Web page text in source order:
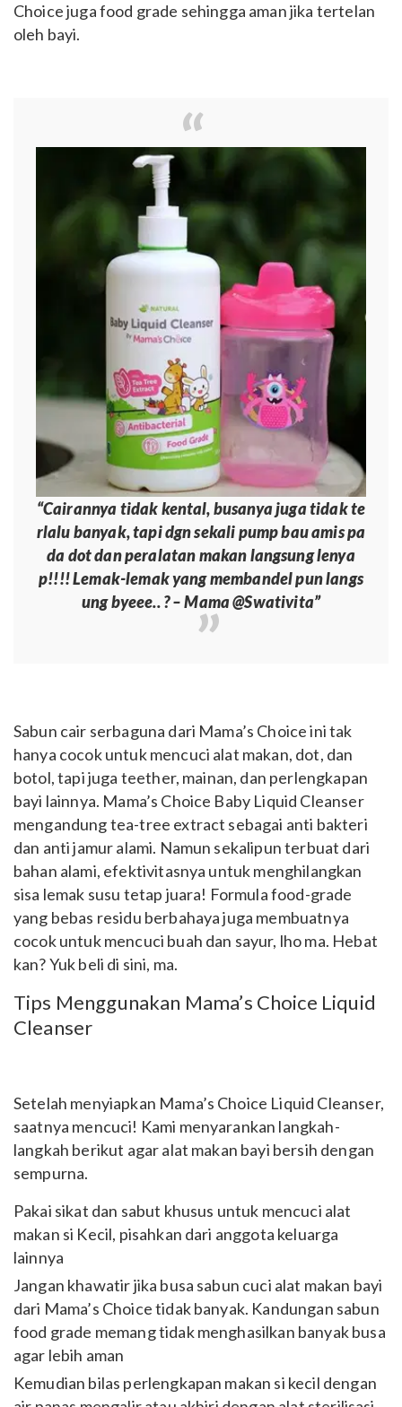
Choice juga food grade sehingga aman jika tertelan
oleh bayi.
“Cairannya tidak kental, busanya juga tidak te
rlalu banyak, tapi dgn sekali pump bau amis pa
da dot dan peralatan makan langsung lenya
p!!!! Lemak-lemak yang membandel pun langs
ung byeee.. ? – Mama @Swativita”
Sabun cair serbaguna dari Mama’s Choice ini tak
hanya cocok untuk mencuci alat makan, dot, dan
botol, tapi juga teether, mainan, dan perlengkapan
bayi lainnya. Mama’s Choice Baby Liquid Cleanser
mengandung tea-tree extract sebagai anti bakteri
dan anti jamur alami. Namun sekalipun terbuat dari
bahan alami, efektivitasnya untuk menghilangkan
sisa lemak susu tetap juara! Formula food-grade
yang bebas residu berbahaya juga membuatnya
cocok untuk mencuci buah dan sayur, lho ma. Hebat
kan? Yuk beli di sini, ma.
Tips Menggunakan Mama’s Choice Liquid
Cleanser
Setelah menyiapkan Mama’s Choice Liquid Cleanser,
saatnya mencuci! Kami menyarankan langkah-
langkah berikut agar alat makan bayi bersih dengan
sempurna.
Pakai sikat dan sabut khusus untuk mencuci alat
makan si Kecil, pisahkan dari anggota keluarga
lainnya
Jangan khawatir jika busa sabun cuci alat makan bayi
dari Mama’s Choice tidak banyak. Kandungan sabun
food grade memang tidak menghasilkan banyak busa
agar lebih aman
Kemudian bilas perlengkapan makan si kecil dengan